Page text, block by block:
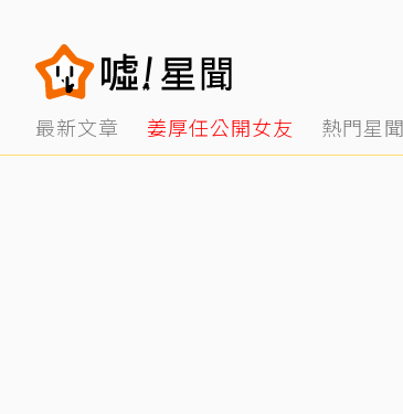
最新文章 姜厚任公開女友 熱門星聞